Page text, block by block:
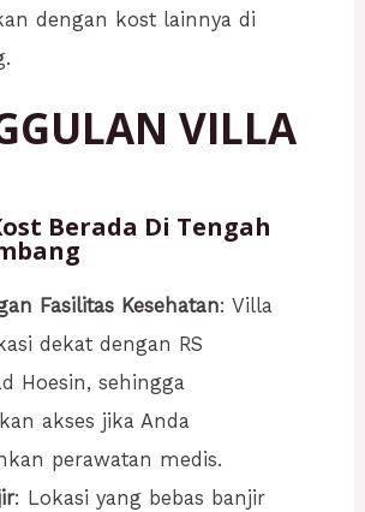
dengan kost lainnya di
VILLA
Berada Di Tengah
Fasilitas Kesehatan: Villa
dekat dengan RS
Hoesin, sehingga
akses jika Anda
perawatan medis.
: Lokasi yang bebas banjir